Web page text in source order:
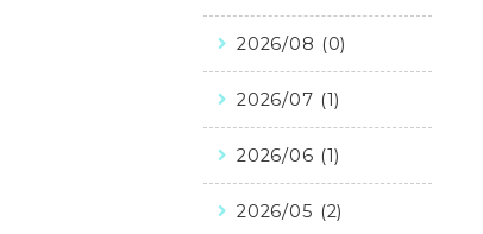
2026/08 (0)
2026/07 (1)
2026/06 (1)
2026/05 (2)